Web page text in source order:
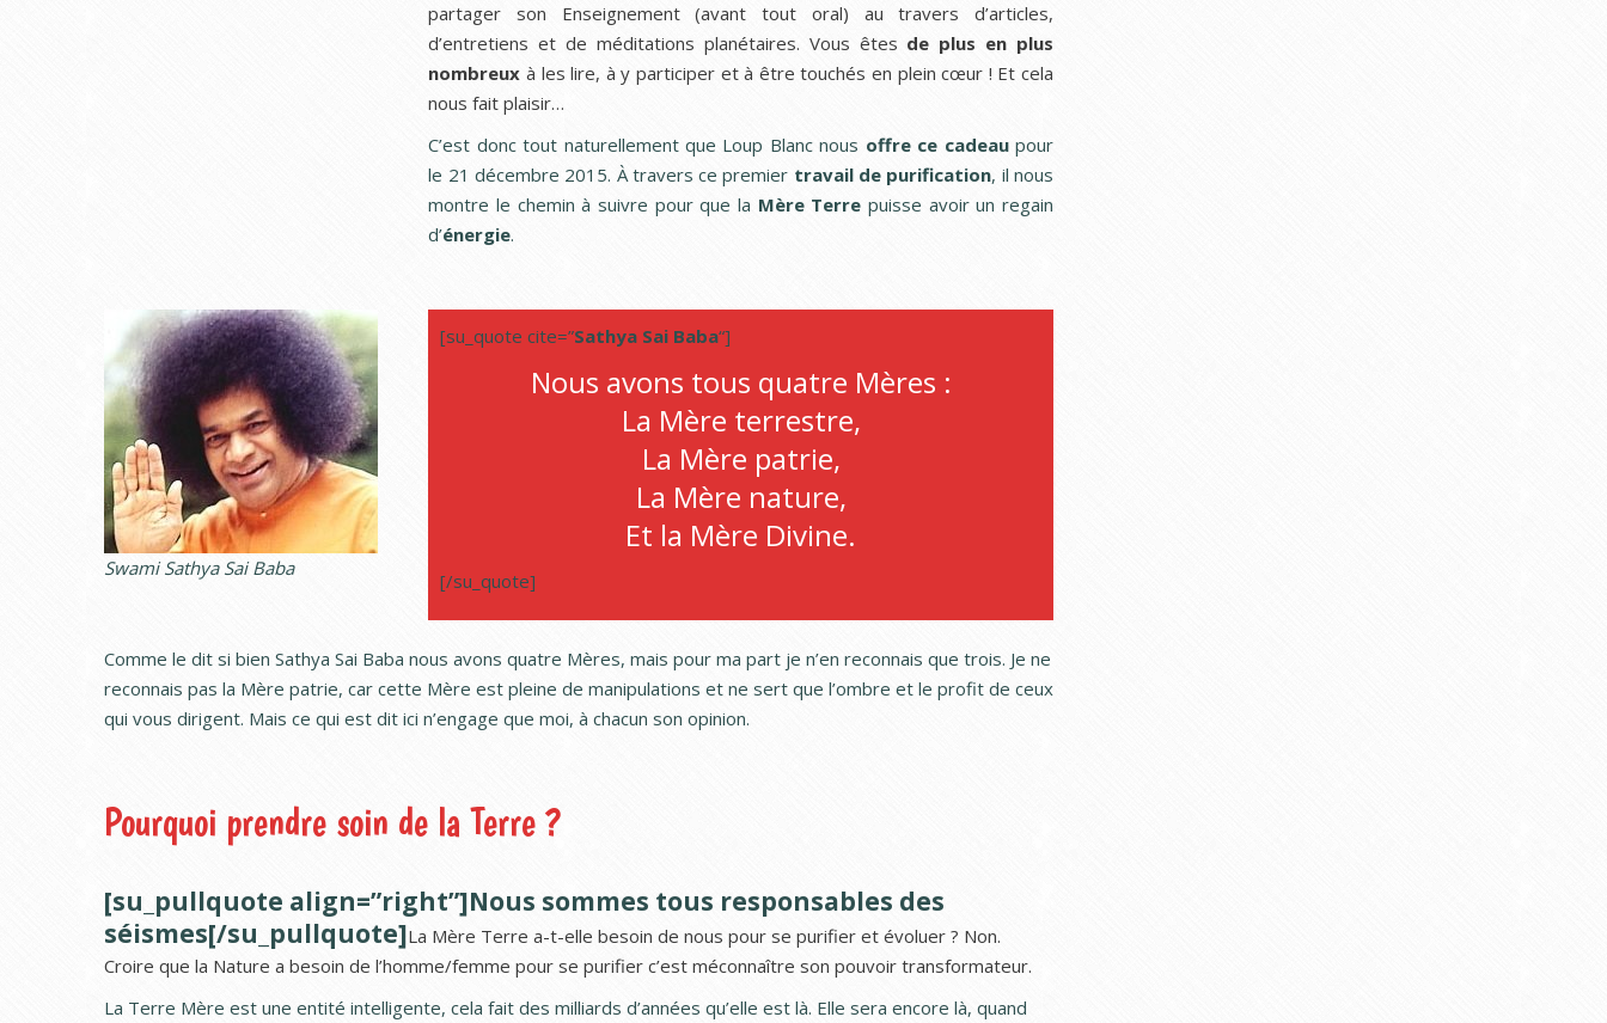
partager son Enseignement (avant tout oral) au travers d’articles,
d’entretiens et de méditations planétaires. Vous êtes de plus en plus
nombreux à les lire, à y participer et à être touchés en plein cœur ! Et cela
nous fait plaisir…
C’est donc tout naturellement que Loup Blanc nous offre ce cadeaupour
le 21 décembre 2015. À travers ce premier travail de purification, il nous
montre le chemin à suivre pour que la Mère Terre puisse avoir un regain
d’énergie.
Swami Sathya Sai Baba
[su_quote cite=”Sathya Sai Baba“]
Nous avons tous quatre Mères :
La Mère terrestre,
La Mère patrie,
La Mère nature,
Et la Mère Divine.
[/su_quote]
Comme le dit si bien Sathya Sai Baba nous avons quatre Mères, mais pour ma part je n’en reconnais que trois. Je ne
reconnais pas la Mère patrie, car cette Mère est pleine de manipulations et ne sert que l’ombre et le profit de ceux
qui vous dirigent. Mais ce qui est dit ici n’engage que moi, à chacun son opinion.
Pourquoi prendre soin de la Terre ?
[su_pullquote align=”right”]Nous sommes tous responsables des
séismes[/su_pullquote]La Mère Terre a-t-elle besoin de nous pour se purifier et évoluer ? Non.
Croire que la Nature a besoin de l’homme/femme pour se purifier c’est méconnaître son pouvoir transformateur.
La Terre Mère est une entité intelligente, cela fait des milliards d’années qu’elle est là. Elle sera encore là, quand